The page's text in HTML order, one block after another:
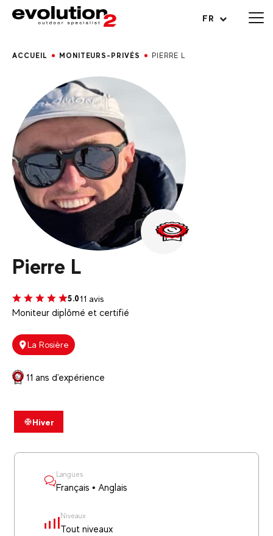
FR
Ouvrir le menu
ACCUEIL MONITEURS-PRIVÉS PIERRE L
Pierre L
5.011 avis
Moniteur diplômé et certifié
La Rosière
11 ans d'expérience
Hiver
Langues
Français • Anglais
Niveaux
Tout niveaux